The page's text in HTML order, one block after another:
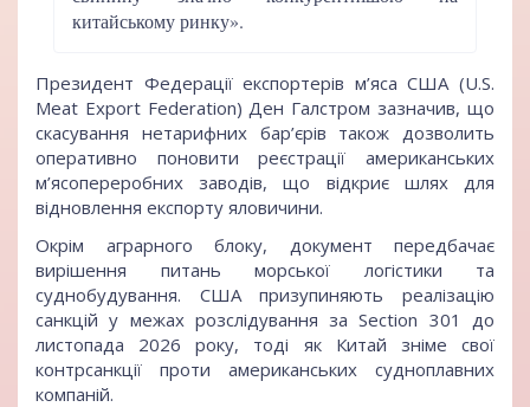
китайському ринку».
Президент Федерації експортерів м’яса США (U.S.
Meat Export Federation) Ден Галстром зазначив, що
скасування нетарифних бар’єрів також дозволить
оперативно поновити реєстрації американських
м’ясопереробних заводів, що відкриє шлях для
відновлення експорту яловичини.
Окрім аграрного блоку, документ передбачає
вирішення питань морської логістики та
суднобудування. США призупиняють реалізацію
санкцій у межах розслідування за Section 301 до
листопада 2026 року, тоді як Китай зніме свої
контрсанкції проти американських судноплавних
компаній.